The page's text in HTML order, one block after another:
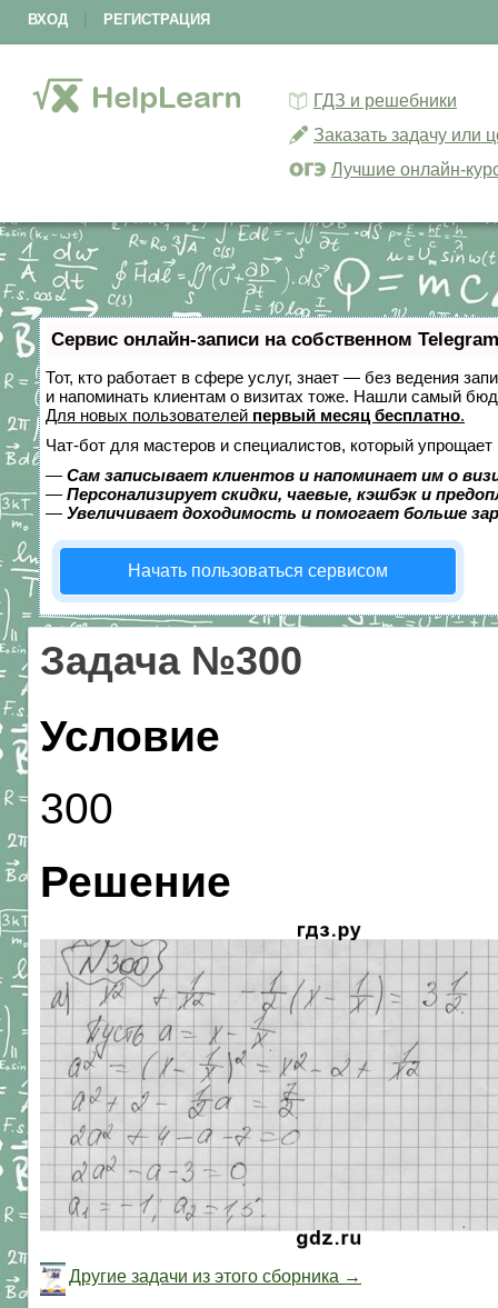
ВХОД РЕГИСТРАЦИЯ
ГДЗ и решебники
Заказать задачу или
Лучшие онлайн-
Сервис онлайн-записи на собственном
Тот, кто работает в сфере услуг, знает — без ведения
и напоминать клиентам о визитах тоже. Нашли самый
Для новых пользователей первый месяц бесплатно.
Чат-бот для мастеров и специалистов, который упрощает
— Сам записывает клиентов и напоминает им о
— Персонализирует скидки, чаевые, кэшбэк и
— Увеличивает доходимость и помогает больше
Начать пользоваться сервисом
Задача №300
Условие
300
Решение
Другие задачи из этого сборника →